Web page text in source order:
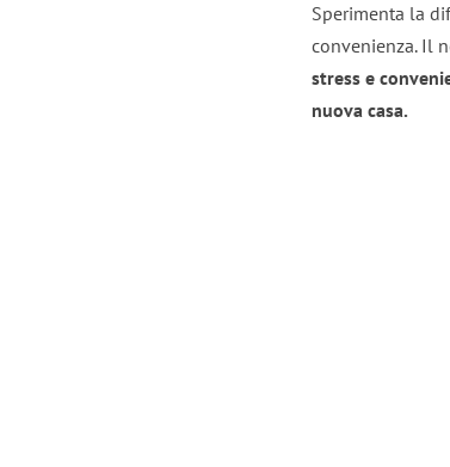
Sperimenta la
convenienza. Il
stress e
nuova casa.